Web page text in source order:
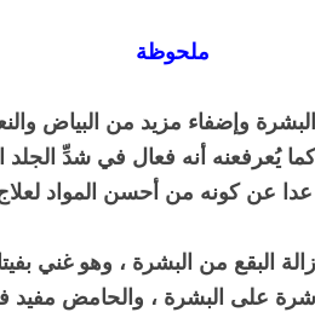
ملحوظة
وإضفاء مزيد من البياض
كما يُعرفعنه أنه فعال في شدِّ
عدا عن كونه من أحسن المواد
البقع من البشرة ، وهو غني
على البشرة ، والحامض مفيد في